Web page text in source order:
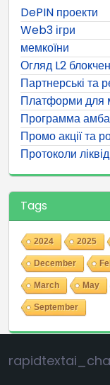
DePIN проекти
Web3 ігри
мемкоїни
Огляд L2
Партнерські та
Платформи для
Программа
Промо акції та
Протоколи
Tags
2024 2025
December
March May
September